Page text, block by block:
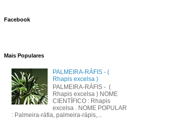
Facebook
Mais Populares
PALMEIRA-RÁFIS - (
Rhapis excelsa )
PALMEIRA-RÁFIS - (
Rhapis excelsa ) NOME
CIENTÍFICO : Rhapis
excelsa . NOME POPULAR
: Palmeira-ráfia, palmeira-rápis,...